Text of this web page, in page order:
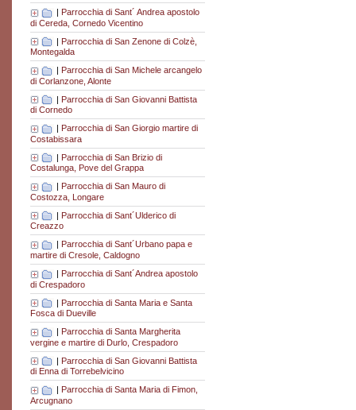
| Parrocchia di Sant´ Andrea apostolo
di Cereda, Cornedo Vicentino
| Parrocchia di San Zenone di Colzè,
Montegalda
Parrocchia di San Michele arcangelo
di Corlanzone, Alonte
| Parrocchia di San Giovanni Battista
di Cornedo
Parrocchia di San Giorgio martire di
Costabissara
| Parrocchia di San Brizio di
Costalunga, Pove del Grappa
Parrocchia di San Mauro di
Costozza, Longare
| Parrocchia di Sant´Ulderico di
Creazzo
Parrocchia di Sant´Urbano papa e
martire di Cresole, Caldogno
| Parrocchia di Sant´Andrea apostolo
di Crespadoro
| Parrocchia di Santa Maria e Santa
Fosca di Dueville
| Parrocchia di Santa Margherita
vergine e martire di Durlo, Crespadoro
| Parrocchia di San Giovanni Battista
di Enna di Torrebelvicino
Parrocchia di Santa Maria di Fimon,
Arcugnano